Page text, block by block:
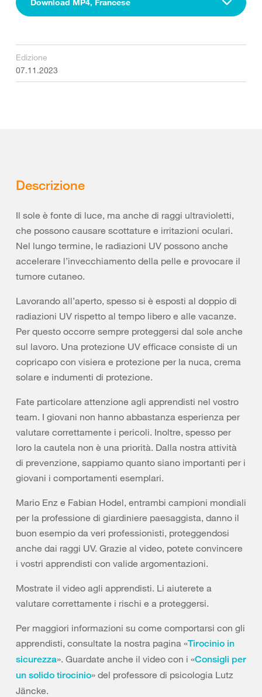
Edizione
07.11.2023
Descrizione
Il sole è fonte di luce, ma anche di raggi ultravioletti,
che possono causare scottature e irritazioni oculari.
Nel lungo termine, le radiazioni UV possono anche
accelerare l’invecchiamento della pelle e provocare il
tumore cutaneo.
Lavorando all’aperto, spesso si è esposti al doppio di
radiazioni UV rispetto al tempo libero e alle vacanze.
Per questo occorre sempre proteggersi dal sole anche
sul lavoro. Una protezione UV efficace consiste di un
copricapo con visiera e protezione per la nuca, crema
solare e indumenti di protezione.
Fate particolare attenzione agli apprendisti nel vostro
team. I giovani non hanno abbastanza esperienza per
valutare correttamente i pericoli. Inoltre, spesso per
loro la cautela non è una priorità. Dalla nostra attività
di prevenzione, sappiamo quanto siano importanti per i
giovani i comportamenti esemplari.
Mario Enz e Fabian Hodel, entrambi campioni mondiali
per la professione di giardiniere paesaggista, danno il
buon esempio da veri professionisti, proteggendosi
anche dai raggi UV. Grazie al video, potete convincere
i vostri apprendisti con valide argomentazioni.
Mostrate il video agli apprendisti. Li aiuterete a
valutare correttamente i rischi e a proteggersi.
Per maggiori informazioni su come comportarsi con gli
apprendisti, consultate la nostra pagina «Tirocinio in
sicurezza». Guardate anche il video con i «Consigli per
un solido tirocinio» del professore di psicologia Lutz
Jäncke.